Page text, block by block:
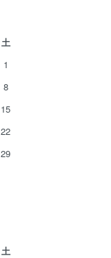
土
1
8
15
22
29
土